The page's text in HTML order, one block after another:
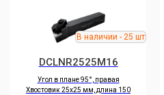
DCLNR2525M16
Угол в плане 95°, правая
Хвостовик 25х25 мм, длина 150